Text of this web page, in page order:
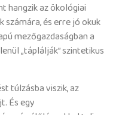
hangzik az ökológiai
számára, és erre jó okuk
mezőgazdaságban a
„táplálják” szintetikus
túlzásba viszik, az
És egy